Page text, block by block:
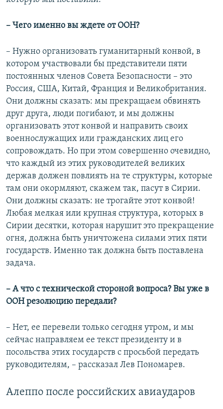
– Чего именно вы ждете от ООН?
– Нужно организовать гуманитарный конвой, в
котором участвовали бы представители пяти
постоянных членов Совета Безопасности – это
Россия, США, Китай, Франция и Великобритания.
Они должны сказать: мы прекращаем обвинять
друг друга, люди погибают, и мы должны
организовать этот конвой и направить своих
военнослужащих или гражданских лиц его
сопровождать. Но при этом совершенно очевидно,
что каждый из этих руководителей великих
держав должен повлиять на те структуры, которые
там они окормляют, скажем так, пасут в Сирии.
Они должны сказать: не трогайте этот конвой!
Любая мелкая или крупная структура, которых в
Сирии десятки, которая нарушит это прекращение
огня, должна быть уничтожена силами этих пяти
государств. Именно так должна быть поставлена
задача.
– А что с технической стороной вопроса? Вы уже в
ООН резолюцию передали?
– Нет, ее перевели только сегодня утром, и мы
сейчас направляем ее текст президенту и в
посольства этих государств с просьбой передать
руководителям, – рассказал Лев Пономарев.
Алеппо после российских авиаударов